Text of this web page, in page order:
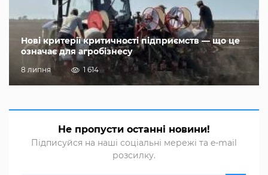
Нові критерії критичності підприємств — що це
означає для агробізнесу
8 липня 1 614
Не пропусти останні новини!
Підписуйся на наші соціальні мережі та e-mail
розсилку.